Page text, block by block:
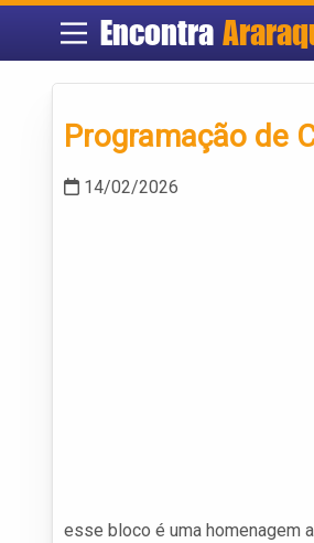
Encontra
Programação de
14/02/2026
esse bloco é uma homenagem